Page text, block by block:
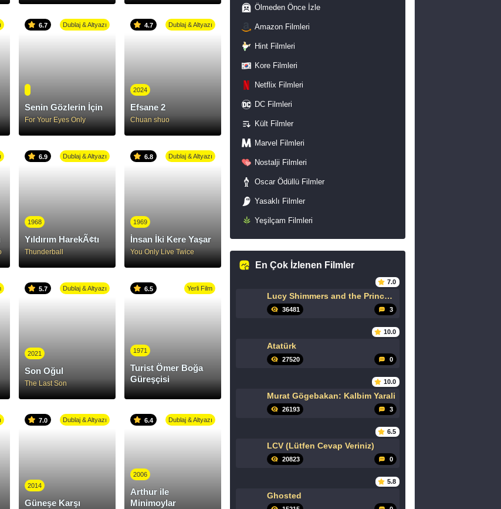
6.7 Dublaj & Altyazı
Senin Gözlerin İçin
For Your Eyes Only
4.7 Dublaj & Altyazı
2024
Efsane 2
Chuan shuo
6.9 Dublaj & Altyazı
1968
Yıldırım HarekÃ¢tı
Thunderball
6.8 Dublaj & Altyazı
1969
İnsan İki Kere Yaşar
You Only Live Twice
5.7 Dublaj & Altyazı
2021
Son Oğul
The Last Son
6.5 Yerli Film
1971
Turist Ömer Boğa
Güreşçisi
7.0 Dublaj & Altyazı
2014
Güneşe Karşı
6.4 Dublaj & Altyazı
2006
Arthur ile
Minimoylar
Ölmeden Önce İzle
Amazon Filmleri
Hint Filmleri
Kore Filmleri
Netflix Filmleri
DC Filmleri
Kült Filmler
Marvel Filmleri
Nostalji Filmleri
Oscar Ödüllü Filmler
Yasaklı Filmler
Yeşilçam Filmleri
En Çok İzlenen Filmler
7.0
Lucy Shimmers and the Prince of Peace
36481 3
10.0
Atatürk
27520 0
10.0
Murat Gögebakan: Kalbim Yarali
26193 3
6.5
LCV (Lütfen Cevap Veriniz)
20823 0
5.8
Ghosted